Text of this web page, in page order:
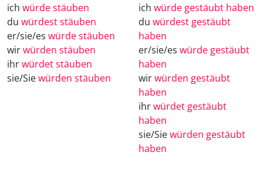
ich würde stäuben
du würdest stäuben
er/sie/es würde stäuben
wirwürden stäuben
ihrwürdet stäuben
sie/Siewürden stäuben
ich würde gestäubt haben
du würdest gestäubt
haben
er/sie/es würde gestäubt
haben
wirwürden gestäubt
haben
ihrwürdet gestäubt
haben
sie/Siewürden gestäubt
haben